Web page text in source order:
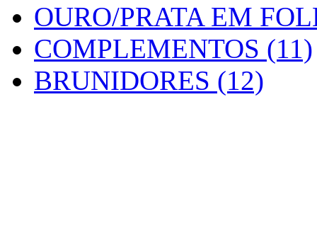
OURO/PRATA EM
COMPLEMENTOS (11)
BRUNIDORES (12)